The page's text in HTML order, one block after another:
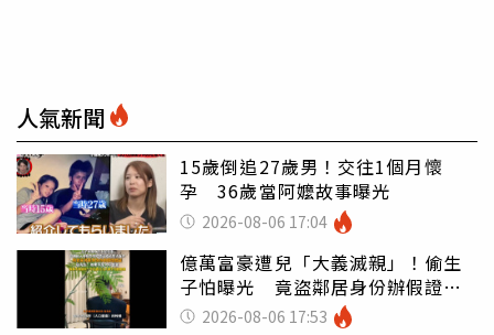
人氣新聞
15歲倒追27歲男！交往1個月懷
孕 36歲當阿嬤故事曝光
2026-08-06 17:04
億萬富豪遭兒「大義滅親」！偷生
子怕曝光 竟盜鄰居身份辦假證落
戶 2026-08-06 17:53